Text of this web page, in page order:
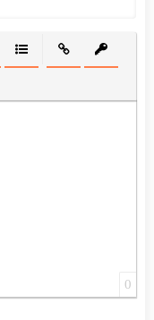
СПИСОК
МАРКИРОВАННЫЙ
ВСТАВИТЬ
0